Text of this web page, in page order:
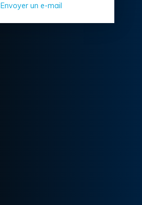
Envoyer un e-mail